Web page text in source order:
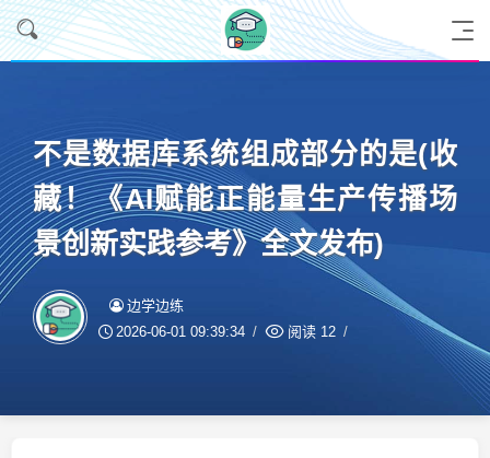
不是数据库系统组成部分的是(收
藏！《AI赋能正能量生产传播场
景创新实践参考》全文发布)
边学边练
2026-06-01 09:39:34 阅读 12